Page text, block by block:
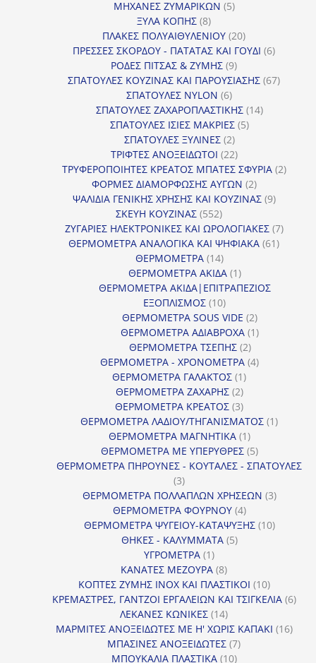
προϊόν
ΜΗΧΑΝΕΣ ΖΥΜΑΡΙΚΩΝ 55
ΞΥΛΑ ΚΟΠΗΣ 88
προϊόντα
ΠΛΑΚΕΣ ΠΟΛΥΑΙΘΥΛΕΝΙΟΥ 2020
προϊόντα
ΠΡΕΣΣΕΣ ΣΚΟΡΔΟΥ - ΠΑΤΑΤΑΣ ΚΑΙ ΓΟΥΔΙ 66
ΡΟΔΕΣ ΠΙΤΣΑΣ & ΖΥΜΗΣ 99
προϊόντα
ΣΠΑΤΟΥΛΕΣ ΚΟΥΖΙΝΑΣ ΚΑΙ ΠΑΡΟΥΣΙΑΣΗΣ 6767
ΣΠΑΤΟΥΛΕΣ NYLON 66
προϊόντα
ΣΠΑΤΟΥΛΕΣ ΖΑΧΑΡΟΠΛΑΣΤΙΚΗΣ 1414
ΣΠΑΤΟΥΛΕΣ ΙΣΙΕΣ ΜΑΚΡΙΕΣ 55
ΣΠΑΤΟΥΛΕΣ ΞΥΛΙΝΕΣ 22
προϊόντα
ΤΡΙΦΤΕΣ ΑΝΟΞΕΙΔΩΤΟΙ 2222
προϊόντα
ΤΡΥΦΕΡΟΠΟΙΗΤΕΣ ΚΡΕΑΤΟΣ ΜΠΑΤΕΣ ΣΦΥΡΙΑ 22
ΦΟΡΜΕΣ ΔΙΑΜΟΡΦΩΣΗΣ ΑΥΓΩΝ 22
προϊόντα
ΨΑΛΙΔΙΑ ΓΕΝΙΚΗΣ ΧΡΗΣΗΣ ΚΑΙ ΚΟΥΖΙΝΑΣ 99
ΣΚΕΥΗ ΚΟΥΖΙΝΑΣ 552552
προϊόντα
ΖΥΓΑΡΙΕΣ ΗΛΕΚΤΡΟΝΙΚΕΣ ΚΑΙ ΩΡΟΛΟΓΙΑΚΕΣ 77
ΘΕΡΜΟΜΕΤΡΑ ΑΝΑΛΟΓΙΚΑ ΚΑΙ ΨΗΦΙΑΚΑ 6161
ΘΕΡΜΟΜΕΤΡΑ 1414
προϊόντα
ΘΕΡΜΟΜΕΤΡΑ ΑΚΙΔΑ 11
προϊόν
ΘΕΡΜΟΜΕΤΡΑ ΑΚΙΔΑ|ΕΠΙΤΡΑΠΕΖΙΟΣ
ΕΞΟΠΛΙΣΜΟΣ 1010
προϊόντα
ΘΕΡΜΟΜΕΤΡΑ SOUS VIDE 22
προϊόντα
ΘΕΡΜΟΜΕΤΡΑ ΑΔΙΑΒΡΟΧΑ 11
ΘΕΡΜΟΜΕΤΡΑ ΤΣΕΠΗΣ 22
προϊόντα
ΘΕΡΜΟΜΕΤΡΑ - ΧΡΟΝΟΜΕΤΡΑ 44
ΘΕΡΜΟΜΕΤΡΑ ΓΑΛΑΚΤΟΣ 11
προϊόν
ΘΕΡΜΟΜΕΤΡΑ ΖΑΧΑΡΗΣ 22
προϊόντα
ΘΕΡΜΟΜΕΤΡΑ ΚΡΕΑΤΟΣ 33
προϊόντα
ΘΕΡΜΟΜΕΤΡΑ ΛΑΔΙΟΥ/ΤΗΓΑΝΙΣΜΑΤΟΣ 11
ΘΕΡΜΟΜΕΤΡΑ ΜΑΓΝΗΤΙΚΑ 11
προϊόν
ΘΕΡΜΟΜΕΤΡΑ ΜΕ ΥΠΕΡΥΘΡΕΣ 55
προϊόντα
ΘΕΡΜΟΜΕΤΡΑ ΠΗΡΟΥΝΕΣ - ΚΟΥΤΑΛΕΣ - ΣΠΑΤΟΥΛΕΣ
33
προϊόντα
ΘΕΡΜΟΜΕΤΡΑ ΠΟΛΛΑΠΛΩΝ ΧΡΗΣΕΩΝ 33
ΘΕΡΜΟΜΕΤΡΑ ΦΟΥΡΝΟΥ 44
προϊόντα
ΘΕΡΜΟΜΕΤΡΑ ΨΥΓΕΙΟΥ-ΚΑΤΑΨΥΞΗΣ 1010
ΘΗΚΕΣ - ΚΑΛΥΜΜΑΤΑ 55
ΥΓΡΟΜΕΤΡΑ 11
προϊόν
ΚΑΝΑΤΕΣ ΜΕΖΟΥΡΑ 88
προϊόντα
ΚΟΠΤΕΣ ΖΥΜΗΣ INOX ΚΑΙ ΠΛΑΣΤΙΚΟΙ 1010
προϊόντα
ΚΡΕΜΑΣΤΡΕΣ, ΓΑΝΤΖΟΙ ΕΡΓΑΛΕΙΩΝ ΚΑΙ ΤΣΙΓΚΕΛΙΑ 66
ΛΕΚΑΝΕΣ ΚΩΝΙΚΕΣ 1414
προϊόντα
ΜΑΡΜΙΤΕΣ ΑΝΟΞΕΙΔΩΤΕΣ ΜΕ Η' ΧΩΡΙΣ ΚΑΠΑΚΙ 1616
ΜΠΑΣΙΝΕΣ ΑΝΟΞΕΙΔΩΤΕΣ 77
ΜΠΟΥΚΑΛΙΑ ΠΛΑΣΤΙΚΑ 1010